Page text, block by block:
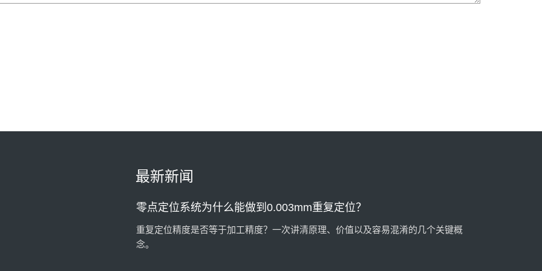
最新新闻
重复定位精度是否等于加工精度？一次讲清原理、价值以及容易混淆的几个关键概
念。
机床等待时间长、工件越来越大、加工精度要求不断提升……当生产现场出现这些情